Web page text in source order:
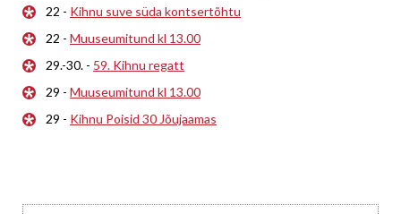
22 - Kihnu suve süda kontsertõhtu
22 - Muuseumitund kl 13.00
29.-30. - 59. Kihnu regatt
29 - Muuseumitund kl 13.00
29 - Kihnu Poisid 30 Jõujaamas